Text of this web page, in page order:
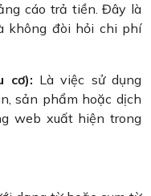
cáo trả tiền. Đây là
không đòi hỏi chi phí
cơ): Là việc sử dụng
sản phẩm hoặc dịch
web xuất hiện trong